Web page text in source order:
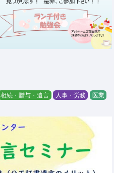
相続・贈与・遺言 人事・労務 医業